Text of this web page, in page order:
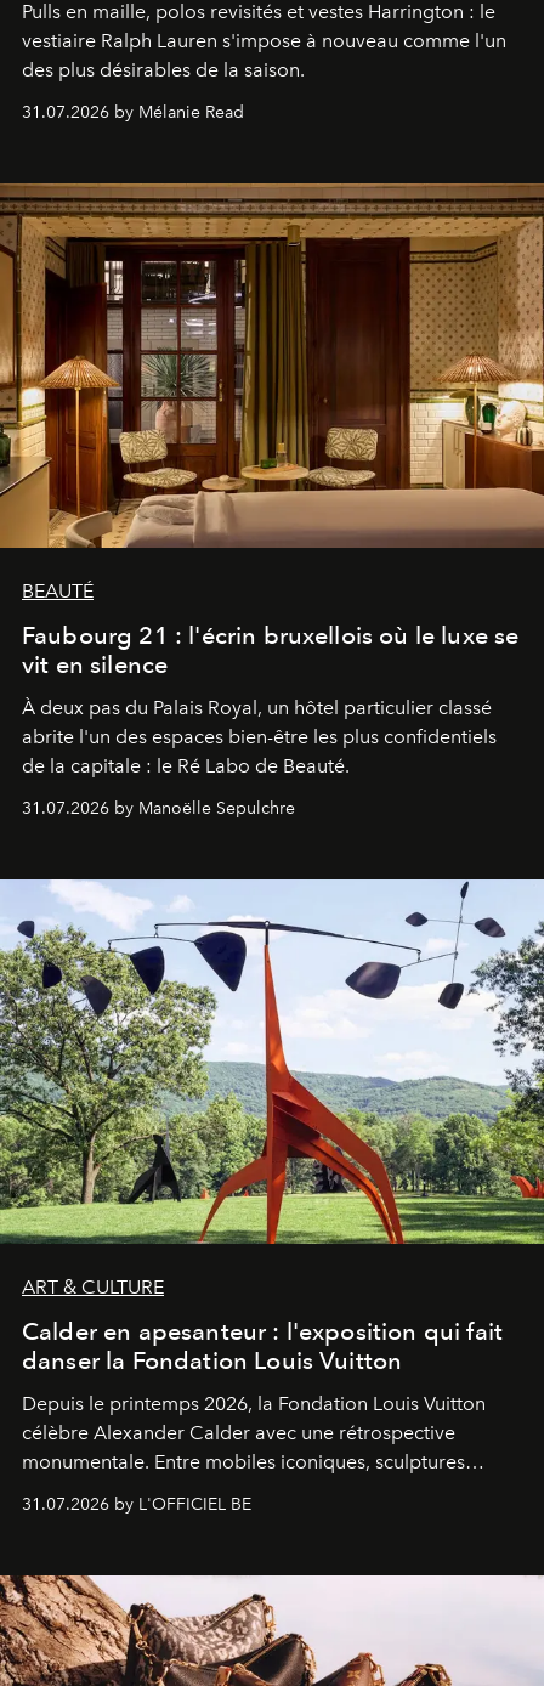
Pulls en maille, polos revisités et vestes Harrington : le
vestiaire Ralph Lauren s'impose à nouveau comme l'un
des plus désirables de la saison.
31.07.2026 by Mélanie Read
BEAUTÉ
Faubourg 21 : l'écrin bruxellois où le luxe se
vit en silence
À deux pas du Palais Royal, un hôtel particulier classé
abrite l'un des espaces bien-être les plus confidentiels
de la capitale : le Ré Labo de Beauté.
31.07.2026 by Manoëlle Sepulchre
ART & CULTURE
Calder en apesanteur : l'exposition qui fait
danser la Fondation Louis Vuitton
Depuis le printemps 2026, la Fondation Louis Vuitton
célèbre Alexander Calder avec une rétrospective
monumentale. Entre mobiles iconiques, sculptures
américain investit les espaces imaginés par Frank Gehry
sculpture.
31.07.2026 by L'OFFICIEL BE